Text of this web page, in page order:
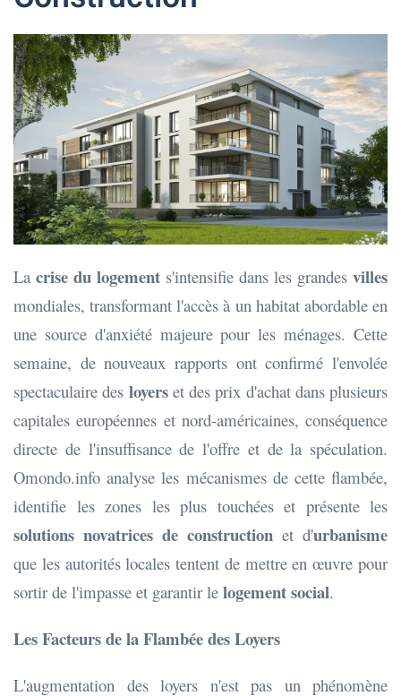
La crise du logement s'intensifie dans les grandes villes
mondiales, transformant l'accès à un habitat abordable en
une source d'anxiété majeure pour les ménages. Cette
semaine, de nouveaux rapports ont confirmé l'envolée
spectaculaire des loyerset des prix d'achat dans plusieurs
capitales européennes et nord-américaines, conséquence
directe de l'insuffisance de l'offre et de la spéculation.
Omondo.info analyse les mécanismes de cette flambée,
identifie les zones les plus touchées et présente les
solutions novatrices de construction et d'urbanisme
que les autorités locales tentent de mettre en œuvre pour
sortir de l'impasse et garantir le logement social.
Les Facteurs de la Flambée des Loyers
L'augmentation des loyers n'est pas un phénomène